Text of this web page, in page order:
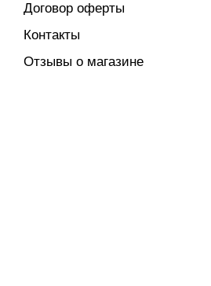
Договор оферты
Контакты
Отзывы о магазине